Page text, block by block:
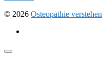
© 2026 Osteopathie verstehen